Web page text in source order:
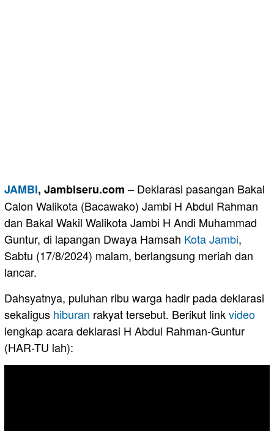
JAMBI, Jambiseru.com – Deklarasi pasangan Bakal
Calon Walikota (Bacawako) Jambi H Abdul Rahman
dan Bakal Wakil Walikota Jambi H Andi Muhammad
Guntur, di lapangan Dwaya Hamsah Kota Jambi,
Sabtu (17/8/2024) malam, berlangsung meriah dan
lancar.
Dahsyatnya, puluhan ribu warga hadir pada deklarasi
sekaligus hiburan rakyat tersebut. Berikut linkvideo
lengkap acara deklarasi H Abdul Rahman-Guntur
(HAR-TU lah):